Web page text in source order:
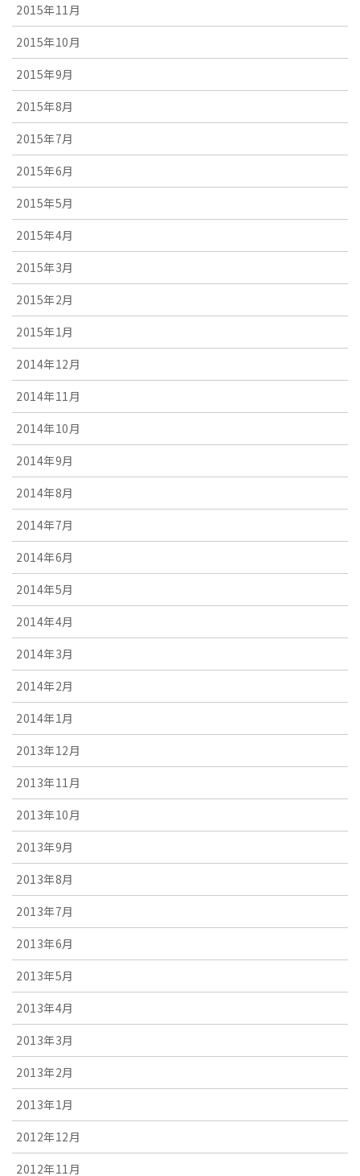
2015年11月
2015年10月
2015年9月
2015年8月
2015年7月
2015年6月
2015年5月
2015年4月
2015年3月
2015年2月
2015年1月
2014年12月
2014年11月
2014年10月
2014年9月
2014年8月
2014年7月
2014年6月
2014年5月
2014年4月
2014年3月
2014年2月
2014年1月
2013年12月
2013年11月
2013年10月
2013年9月
2013年8月
2013年7月
2013年6月
2013年5月
2013年4月
2013年3月
2013年2月
2013年1月
2012年12月
2012年11月